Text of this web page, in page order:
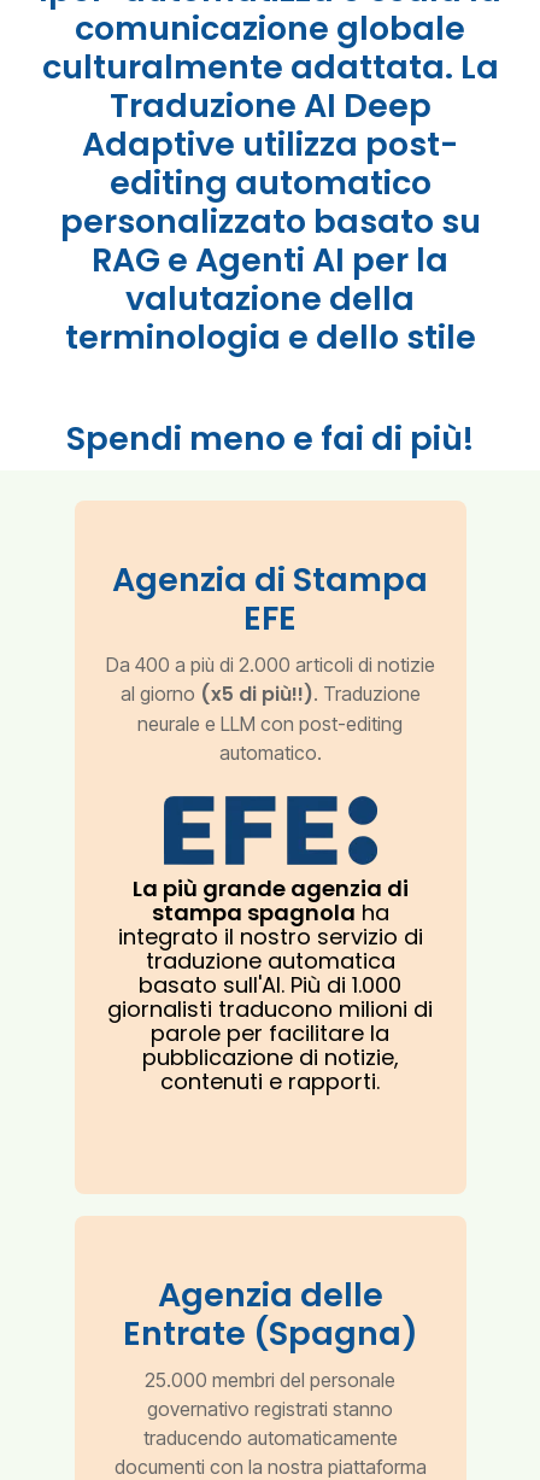
comunicazione globale
culturalmente adattata. La
Traduzione AI Deep
Adaptive utilizza post-
editing automatico
personalizzato basato su
RAG e Agenti AI per la
valutazione della
terminologia e dello stile
Spendi meno e fai di più!
Agenzia di Stampa
EFE
Da 400 a più di 2.000 articoli di notizie
al giorno (x5 di più!!). Traduzione
neurale e LLM con post-editing
automatico.
La più grande agenzia di
stampa spagnola ha
integrato il nostro servizio di
traduzione automatica
basato sull'AI. Più di 1.000
giornalisti traducono milioni di
parole per facilitare la
pubblicazione di notizie,
contenuti e rapporti.
Agenzia delle
Entrate (Spagna)
25.000 membri del personale
governativo registrati stanno
traducendo automaticamente
documenti con la nostra piattaforma